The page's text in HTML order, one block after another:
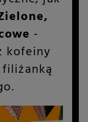
-
kofeiny